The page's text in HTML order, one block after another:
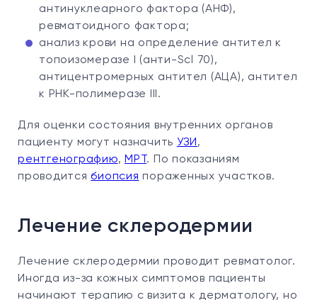
антинуклеарного фактора (АНФ),
ревматоидного фактора;
анализ крови на определение антител к
топоизомеразе I (анти-Scl 70),
антицентромерных антител (АЦА), антител
к РНК-полимеразе III.
Для оценки состояния внутренних органов
пациенту могут назначить УЗИ ,
рентгенографию, МРТ . По показаниям
проводится биопсия пораженных участков.
Лечение склеродермии
Лечение склеродермии проводит ревматолог.
Иногда из-за кожных симптомов пациенты
начинают терапию с визита к дерматологу, но